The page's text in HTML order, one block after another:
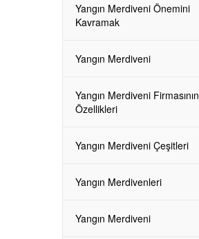
Yangın Merdiveni Önemini
Kavramak
Yangın Merdiveni
Yangın Merdiveni Firmasının
Özellikleri
Yangın Merdiveni Çeşitleri
Yangın Merdivenleri
Yangın Merdiveni